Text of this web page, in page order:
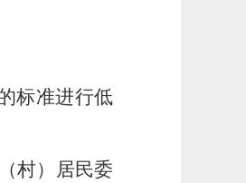
标准进行低
村）居民委